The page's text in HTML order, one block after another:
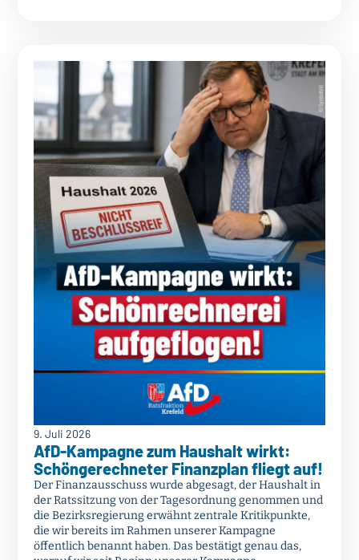
9. Juli 2026
AfD-Kampagne zum Haushalt wirkt:
Schöngerechneter Finanzplan fliegt auf!
Der Finanzausschuss wurde abgesagt, der Haushalt in
der Ratssitzung von der Tagesordnung genommen und
die Bezirksregierung erwähnt zentrale Kritikpunkte,
die wir bereits im Rahmen unserer Kampagne
öffentlich benannt haben. Das bestätigt genau das,